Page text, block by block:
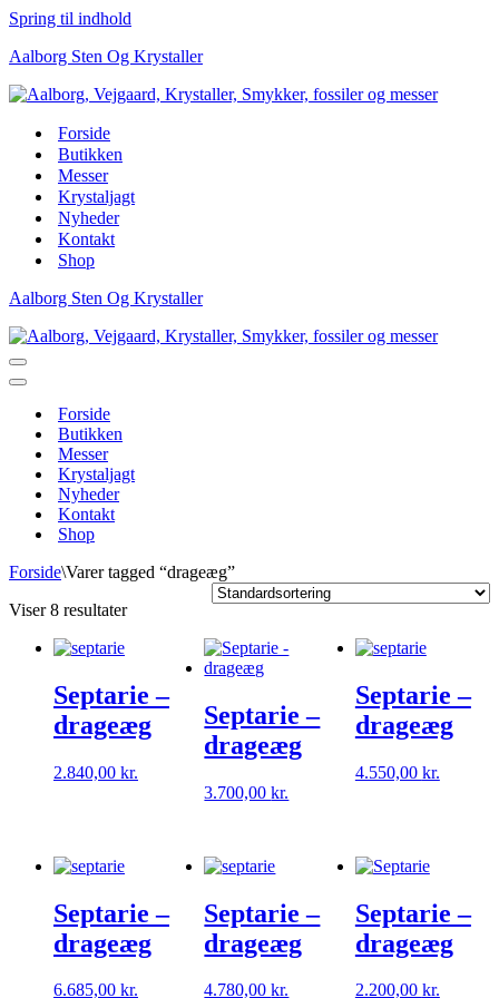
Spring til indhold
Aalborg Sten Og Krystaller
Forside
Butikken
Messer
Krystaljagt
Nyheder
Kontakt
Shop
Aalborg Sten Og Krystaller
Navigation
menu
Navigation
Forside
Butikken
Messer
Krystaljagt
Nyheder
Kontakt
Shop
Forside\Varer tagged “drageæg”
Viser 8 resultater
Septarie –
drageæg
2.840,00 kr.
Septarie –
drageæg
3.700,00kr.
Septarie –
drageæg
4.550,00 kr.
Septarie –
drageæg
6.685,00 kr.
Septarie –
drageæg
4.780,00kr.
Septarie –
drageæg
2.200,00 kr.